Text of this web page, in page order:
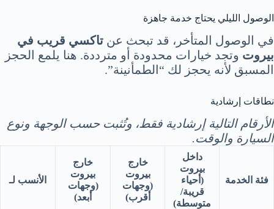
الوصول الليلي يحتاج خدمة جاهزة
في الوصول المتأخر، قد تبحث عن تاكسي قريب في
بيروت وتجد خيارات محدودة أو مترددة. هنا يلمع الحجز
المسبق لأنه يحجز لك “الطمأنينة”.
نطاقات إرشادية
الأرقام التالية إرشادية فقط، وتُثبت حسب الوجهة ونوع
السيارة والوقت.
فئة الخدمة
داخل
بيروت
(أحياء
قريبة/
متوسطة)
خارج
بيروت
(وجهات
أقرب)
خارج
بيروت
(وجهات
أبعد)
الأنسب لـ